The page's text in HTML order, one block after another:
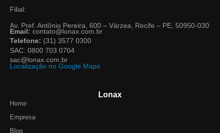
Filial:
Av. Pref. Antônio Pereira, 600 – Várzea, Recife – PE, 50950-030
Email: contato@lonax.com.br
Telefone: (31) 3577 0300
SAC: 0800 703 0704
sac@lonax.com.br
Localização no Google Maps
Lonax
Home
Empresa
Blog